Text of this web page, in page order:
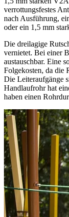
verrottungsfestes
nach Ausführung,
oder ein 1,5 mm
Die dreilagige
vernietet. Bei einer
austauschbar. Eine
Folgekosten, da die
Die Leiteraufgänge
Handlaufrohr hat
haben einen